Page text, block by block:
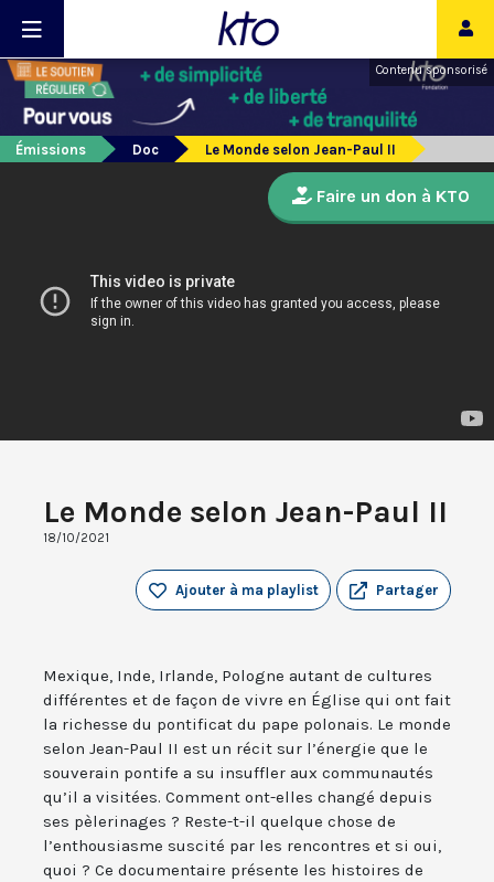
Contenu sponsorisé
Émissions Doc Le Monde selon Jean-Paul II
Le Monde selon Jean-Paul II
18/10/2021
Partager
Ajouter à ma playlist
Mexique, Inde, Irlande, Pologne autant de cultures
différentes et de façon de vivre en Église qui ont fait
la richesse du pontificat du pape polonais. Le monde
selon Jean-Paul II est un récit sur l’énergie que le
souverain pontife a su insuffler aux communautés
qu’il a visitées. Comment ont-elles changé depuis
ses pèlerinages ? Reste-t-il quelque chose de
l’enthousiasme suscité par les rencontres et si oui,
quoi ? Ce documentaire présente les histoires de
Faire un don à KTO